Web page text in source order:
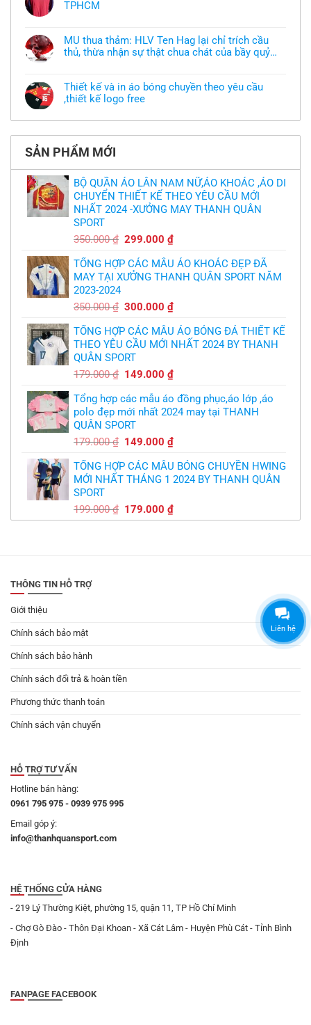
ở
áo
thun
đồng
chưa
có
mẫu
thì
làm
TPHCM
bình
luận
ở
Xưởng
khoác
theo
yêu
thiết
tại
TPHCM
MU thua thảm: HLV Ten Hag lại chỉ trích cầu
thủ, thừa nhận sự thật chua chát của bầy quỷ
bình
luận
ở
MU
thảm:
Hag
lại
trích
cầu
thủ,
thừa
nhận
sự
thật
chát
bầy
quỷ
nhỏ
Thiết kế và in áo bóng chuyền theo yêu cầu
,thiết kế logo free
có
luận
Thiết
và
in
áo
bóng
chuyền
theo
yêu
,thiết
free
SẢN PHẨM MỚI
BỘ QUẦN ÁO LÂN NAM NỮ,ÁO KHOÁC ,ÁO DI
CHUYỂN THIẾT KẾ THEO YÊU CẦU MỚI
NHẤT 2024 -XƯỞNG MAY THANH QUÂN
SPORT
350.000₫ Giá
là:
350.000 ₫.
299.000₫Giá
tại
là:
TỔNG HỢP CÁC MẪU ÁO KHOÁC ĐẸP ĐÃ
MAY TẠI XƯỞNG THANH QUÂN SPORT NĂM
2023-2024
350.000₫ Giá
là:
350.000 ₫.
300.000₫Giá
tại
là:
TỔNG HỢP CÁC MẪU ÁO BÓNG ĐÁ THIẾT KẾ
THEO YÊU CẦU MỚI NHẤT 2024 BY THANH
QUÂN SPORT
179.000₫ Giá
là:
179.000 ₫.
149.000₫Giá
tại
là:
Tổng hợp các mẫu áo đồng phục,áo lớp ,áo
polo đẹp mới nhất 2024 may tại THANH
QUÂN SPORT
179.000₫ Giá
là:
179.000 ₫.
149.000₫Giá
tại
là:
TỔNG HỢP CÁC MẪU BÓNG CHUYỀN HWING
MỚI NHẤT THÁNG 1 2024 BY THANH QUÂN
SPORT
199.000₫ Giá
gốc
179.000₫Giá
hiện
THÔNG TIN HỖ TRỢ
Giới thiệu
Chính sách bảo mật
Chính sách bảo hành
Chính sách đổi trả & hoàn tiền
Phương thức thanh toán
Chính sách vận chuyển
HỖ TRỢ TƯ VẤN
Hotline bán hàng:
0961 795 975 - 0939 975 995
Email góp ý:
info@thanhquansport.com
HỆ THỐNG CỬA HÀNG
- 219 Lý Thường Kiệt, phường 15, quận 11, TP Hồ Chí Minh
- Chợ Gò Đào - Thôn Đại Khoan - Xã Cát Lâm - Huyện Phù Cát - Tỉnh Bình
Định
FANPAGE FACEBOOK
Liên hệ